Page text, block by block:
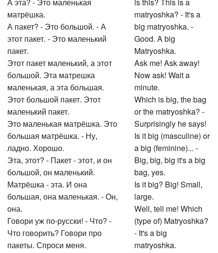
А эта? - Это маленькая
матрёшка.
А пакет? - Это большой. - А
этот пакет. - Это маленький
пакет.
Этот пакет маленький, а этот
большой. Эта матрешка
маленькая, а эта большая.
Этот большой пакет. Этот
маленький пакет.
Это маленькая матрёшка. Это
большая матрёшка. - Ну,
ладно. Хорошо.
Эта, этот? - Пакет - этот, и он
большой, он маленький.
Матрёшка - эта. И она
большая, она маленькая. - Он,
она.
Говори уж по-русски! - Что? -
Что говорить? Говори про
пакеты. Спроси меня.
is this? This is a
matryoshka? - It's a
big matryoshka. -
Good. A big
Matryoshka.
Ask me! Ask away!
Now ask! Wait a
minute.
Which is big, the bag
or the matryoshka? -
Surprisingly he says!
Is it big (masculine) or
a big (feminine)... -
Big, big, big it's a big
bag, yes.
Is it big? Big! Small,
large.
Well, tell me! Which
(type of) Matryoshka?
- It's a big
matryoshka.